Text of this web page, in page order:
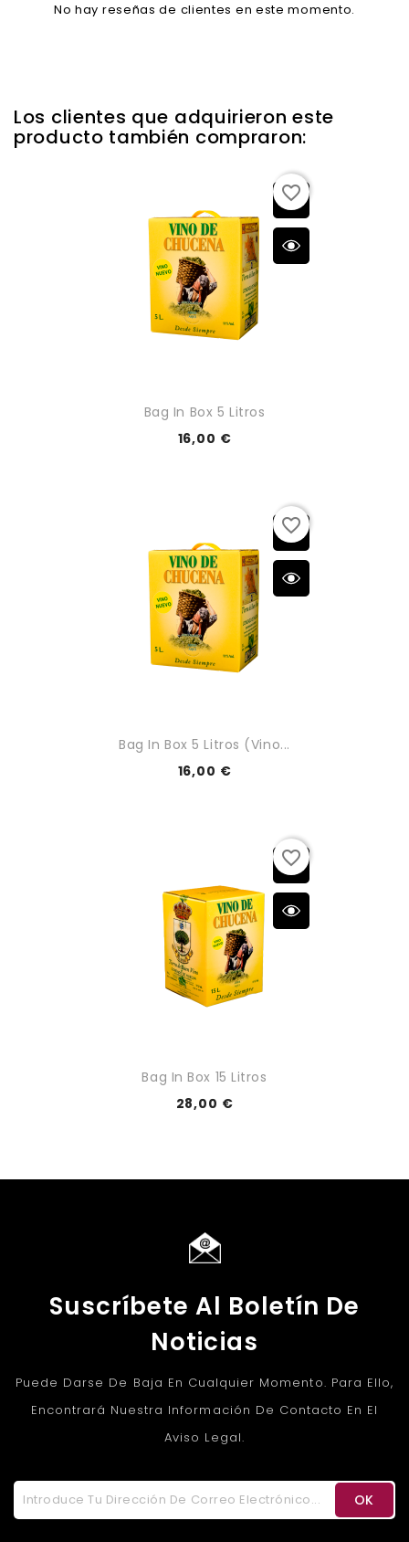
No hay reseñas de clientes en este momento.
Los clientes que adquirieron este
producto también compraron:
Bag In Box 5 Litros
16,00 €
favorite_border
Bag In Box 5 Litros (vino...
16,00 €
favorite_border
Bag In Box 15 Litros
28,00 €
favorite_border
Suscríbete Al Boletín De
Noticias
Puede Darse De Baja En Cualquier Momento. Para Ello,
Encontrará Nuestra Información De Contacto En El
Aviso Legal.